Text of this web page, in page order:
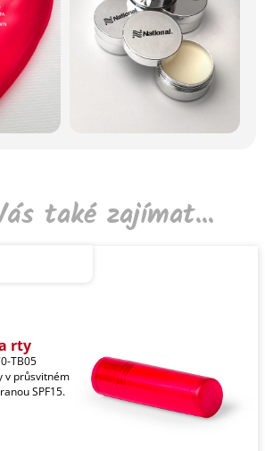
také zajímat...
rty
TB05
v průsvitném
SPF15.